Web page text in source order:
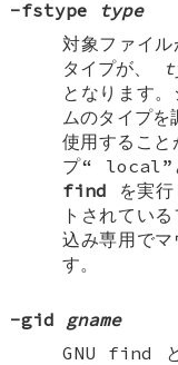
-fstype
type
対象ファイ
タイプが、
となります
ムのタイプを
使用するこ
プ“ local
find を実
トされてい
込み専用で
す。
-gid gname
GNU find